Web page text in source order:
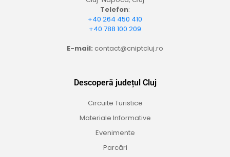
Telefon:
+40 264 450 410
+40 788 100 209
E-mail: contact@cniptcluj.ro
Descoperă județul Cluj
Circuite Turistice
Materiale Informative
Evenimente
Parcări